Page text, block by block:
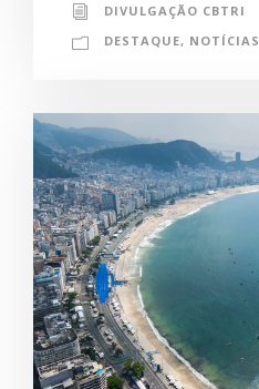
DIVULGAÇÃO CBTRI
DESTAQUE, NOTÍCIAS